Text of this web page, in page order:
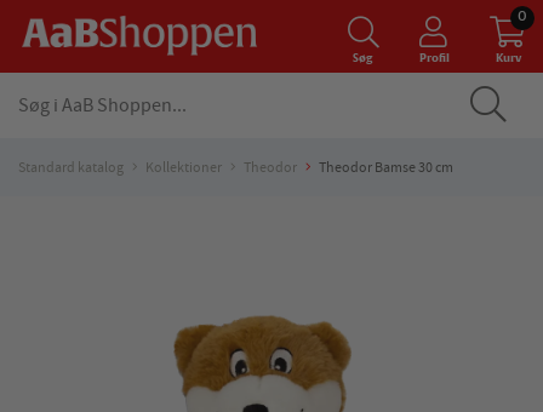
Søg Profil Kurv
0
Standard katalog Kollektioner Theodor Theodor Bamse 30 cm